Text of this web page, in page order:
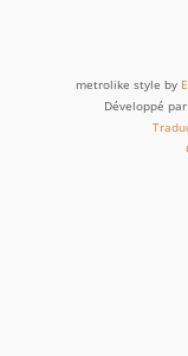
metrolike style by
Développé par